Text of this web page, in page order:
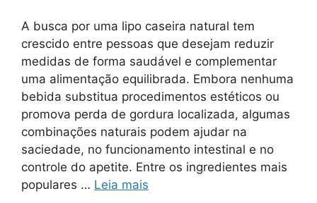
A busca por uma lipo caseira natural tem
crescido entre pessoas que desejam reduzir
medidas de forma saudável e complementar
uma alimentação equilibrada. Embora nenhuma
bebida substitua procedimentos estéticos ou
promova perda de gordura localizada, algumas
combinações naturais podem ajudar na
saciedade, no funcionamento intestinal e no
controle do apetite. Entre os ingredientes mais
populares … Leia mais